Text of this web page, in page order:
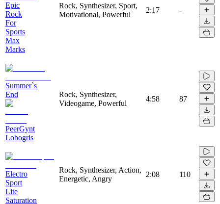
Epic
Rock
For
Sports
Max
Marks
Rock, Synthesizer, Sport,
Motivational, Powerful
2:17 -
Summer`s
End
PeerGynt
Lobogris
Rock, Synthesizer,
Videogame, Powerful
4:58 87
Electro
Sport
Lite
Saturation
Rock, Synthesizer, Action,
Energetic, Angry
2:08 110